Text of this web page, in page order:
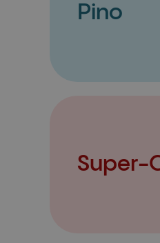
Pino
Super-